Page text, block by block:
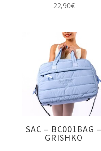
22,90€
SAC – BC001BAG –
GRISHKO